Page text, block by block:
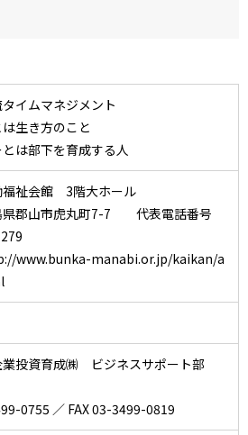
タイムマネジメント
は生き方のこと
とは部下を育成する人
福祉会館 3階大ホール
県郡山市虎丸町7-7 代表電話番号
www.bunka-manabi.or.jp/kaikan/a
業投資育成㈱ ビジネスサポート部
0755 ／ FAX 03-3499-0819